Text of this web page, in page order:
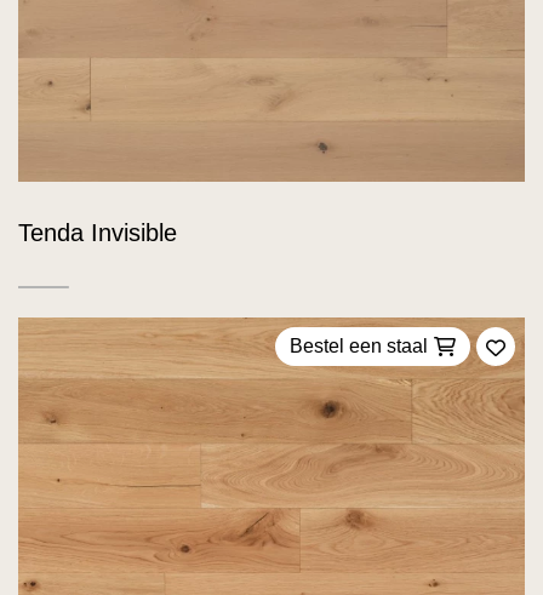
Tenda Invisible
Bestel een staal